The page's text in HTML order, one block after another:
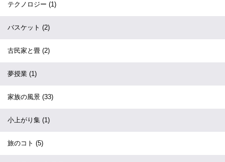
テクノロジー (1)
バスケット (2)
古民家と畳 (2)
夢授業 (1)
家族の風景 (33)
小上がり集 (1)
旅のコト (5)